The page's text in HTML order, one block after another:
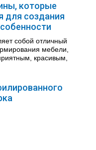
которые
для создания
собой отличный
мебели,
красивым,